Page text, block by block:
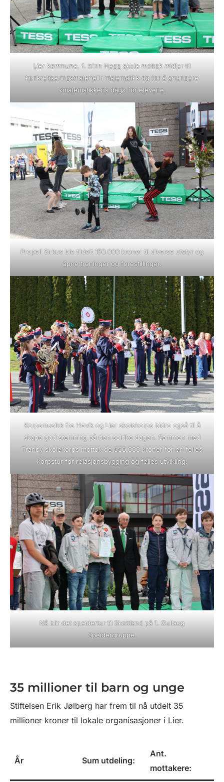
Lier kommune, 1. trinn Hegg skole mottok midler til
konkretiseringsmateriell i matematikk og for å arrangere
«matematikkens dag» for elevene.
Propell Sirkus ble tildelt 150.000 kroner til diverse utstyr og
åpne treninger og forestillinger.
Korpsmusikk fra Høvik og Lier skolekorps bidro også til å
skape god stemning på den solrike dagen. Sammen med
Tranby skolekorps mottok de 550.000 kroner for en felles
korpstur for relasjonsbygging og felles utvikling.
Nå blir det speidertur til Skottland på 1. Gullaug
Speidergruppe.
35 millioner til barn og unge
Stiftelsen Erik Jølberg har frem til nå utdelt 35
millioner kroner til lokale organisasjoner i Lier.
År Sum utdeling:
Ant.
mottakere: